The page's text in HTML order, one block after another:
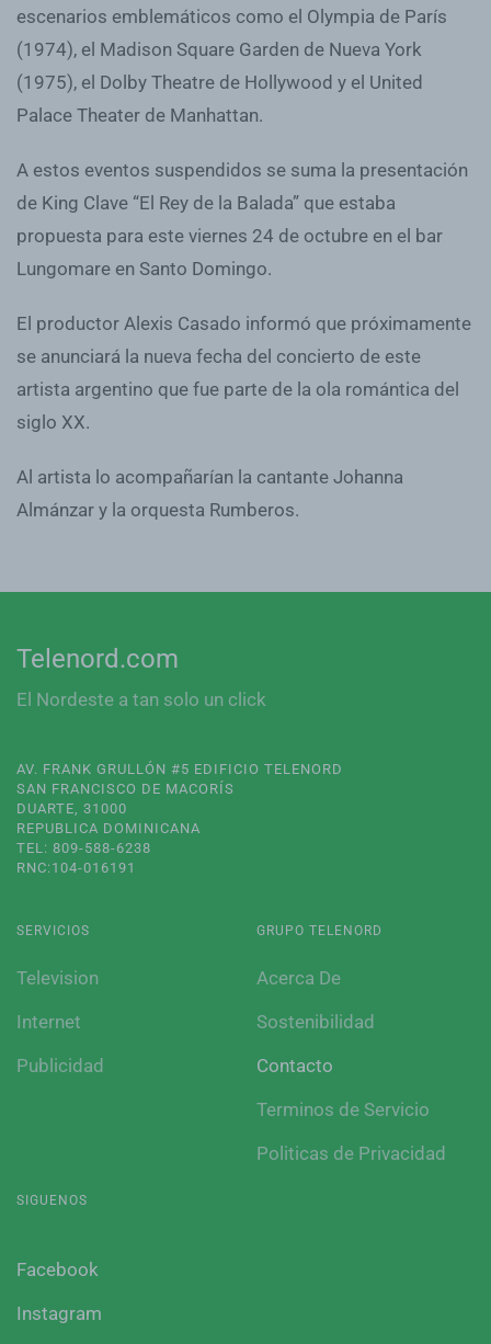
escenarios emblemáticos como el Olympia de París
(1974), el Madison Square Garden de Nueva York
(1975), el Dolby Theatre de Hollywood y el United
Palace Theater de Manhattan.
A estos eventos suspendidos se suma la presentación
de King Clave “El Rey de la Balada” que estaba
propuesta para este viernes 24 de octubre en el bar
Lungomare en Santo Domingo.
El productor Alexis Casado informó que próximamente
se anunciará la nueva fecha del concierto de este
artista argentino que fue parte de la ola romántica del
siglo XX.
Al artista lo acompañarían la cantante Johanna
Almánzar y la orquesta Rumberos.
Telenord.com
El Nordeste a tan solo un click
AV. FRANK GRULLÓN #5 EDIFICIO TELENORD
SAN FRANCISCO DE MACORÍS
DUARTE, 31000
REPUBLICA DOMINICANA
TEL: 809-588-6238
RNC:104-016191
SERVICIOS
Television
Internet
Publicidad
GRUPO TELENORD
Acerca De
Sostenibilidad
Contacto
Terminos de Servicio
Politicas de Privacidad
SIGUENOS
Facebook
Instagram